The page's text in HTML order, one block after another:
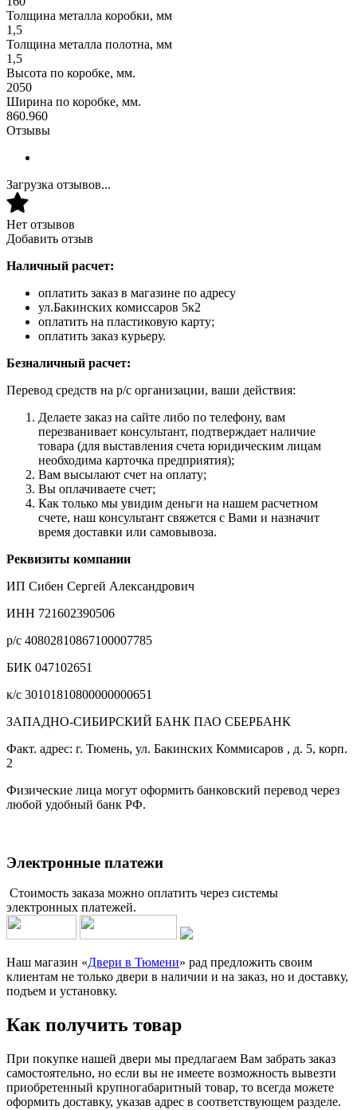
Толщина металла коробки, мм
1,5
Толщина металла полотна, мм
1,5
Высота по коробке, мм.
2050
Ширина по коробке, мм.
860.960
Отзывы
Загрузка отзывов...
Нет отзывов
Добавить отзыв
Наличный расчет:
оплатить заказ в магазине по адресу
ул.Бакинских комиссаров 5к2
оплатить на пластиковую карту;
оплатить заказ курьеру.
Безналичный расчет:
Перевод средств на р/с организации, ваши действия:
Делаете заказ на сайте либо по телефону, вам
перезванивает консультант, подтверждает наличие
товара (для выставления счета юридическим лицам
необходима карточка предприятия);
Вам высылают счет на оплату;
Вы оплачиваете счет;
Как только мы увидим деньги на нашем расчетном
счете, наш консультант свяжется с Вами и назначит
время доставки или самовывоза.
Реквизиты компании
ИП Сибен Сергей Александрович
ИНН 721602390506
р/с 40802810867100007785
БИК 047102651
к/с 30101810800000000651
ЗАПАДНО-СИБИРСКИЙ БАНК ПАО СБЕРБАНК
Факт. адрес: г. Тюмень, ул. Бакинских Коммисаров , д. 5, корп.
2
Физические лица могут оформить банковский перевод через
любой удобный банк РФ.
Электронные платежи
Стоимость заказа можно оплатить через системы
электронных платежей.
Наш магазин «Двери в Тюмени» рад предложить своим
клиентам не только двери в наличии и на заказ, но и доставку,
подъем и установку.
Как получить товар
При покупке нашей двери мы предлагаем Вам забрать заказ
самостоятельно, но если вы не имеете возможность вывезти
приобретенный крупногабаритный товар, то всегда можете
оформить доставку, указав адрес в соответствующем разделе.